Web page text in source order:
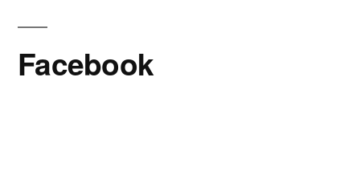
Facebook